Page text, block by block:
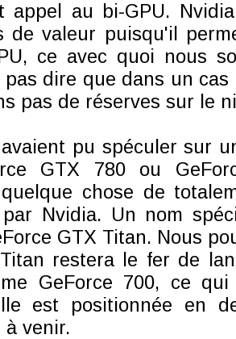
appel au bi-GPU.
de valeur puisqu'il
ce avec quoi nous
dire que dans un cas
pas de réserves sur le
pu spéculer sur
GTX 780 ou
chose de
Nvidia. Un nom
GTX Titan. Nous
restera le fer de
GeForce 700, ce
est positionnée en
à venir.